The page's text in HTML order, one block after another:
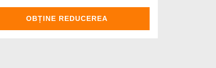
OBȚINE REDUCEREA